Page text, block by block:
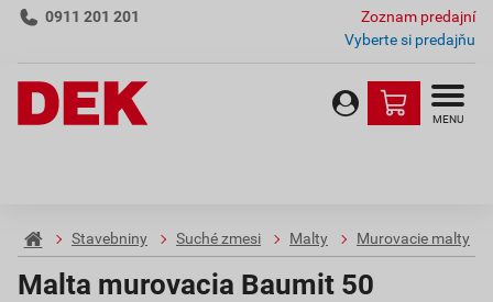
0911 201 201
Zoznam predajní
Vyberte si predajňu
MENU
Stavebniny Suché zmesi Malty Murovacie malty
Malta murovacia Baumit 50